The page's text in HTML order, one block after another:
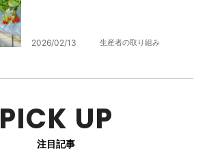
2026/02/13 生産者の取り組み
PICK UP
注目記事